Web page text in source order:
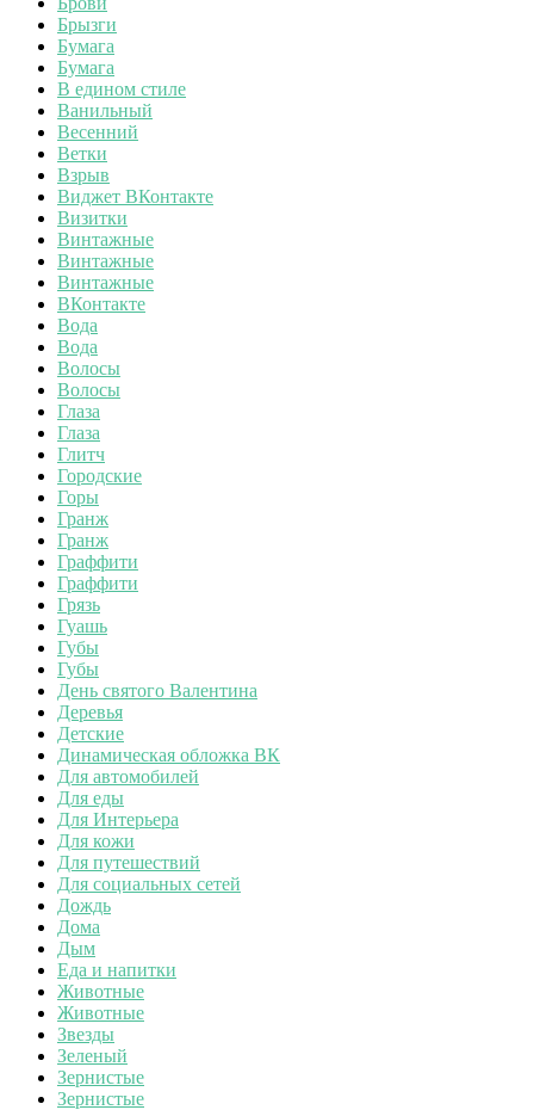
Брызги
Бумага
Бумага
В едином стиле
Ванильный
Весенний
Ветки
Взрыв
Виджет ВКонтакте
Визитки
Винтажные
Винтажные
Винтажные
ВКонтакте
Вода
Вода
Волосы
Волосы
Глаза
Глаза
Глитч
Городские
Горы
Гранж
Гранж
Граффити
Граффити
Грязь
Гуашь
Губы
Губы
День святого Валентина
Деревья
Детские
Динамическая обложка ВК
Для автомобилей
Для еды
Для Интерьера
Для кожи
Для путешествий
Для социальных сетей
Дождь
Дома
Дым
Еда и напитки
Животные
Животные
Звезды
Зеленый
Зернистые
Зернистые